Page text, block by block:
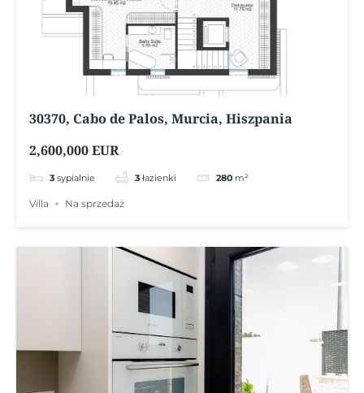
30370, Cabo de Palos, Murcia, Hiszpania
2,600,000 EUR
3 sypialnie 3 łazienki 280 m²
Villa Na sprzedaż